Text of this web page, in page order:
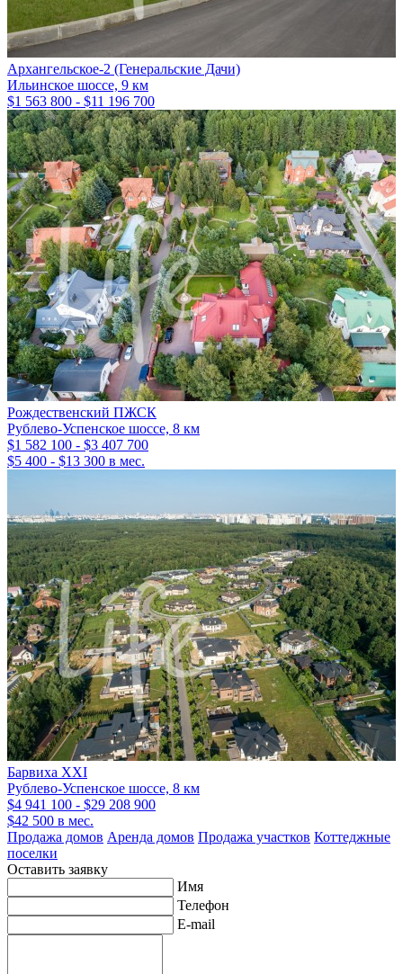
Архангельское-2 (Генеральские Дачи)
Ильинское шоссе, 9 км
$1 563 800 - $11 196 700
Рождественский ПЖСК
Рублево-Успенское шоссе, 8 км
$1 582 100 - $3 407 700
$5 400 - $13 300 в мес.
Барвиха XXI
Рублево-Успенское шоссе, 8 км
$4 941 100 - $29 208 900
$42 500 в мес.
Продажа домов Аренда домов Продажа участков Коттеджные
поселки
Оставить заявку
Имя
Телефон
E-mail